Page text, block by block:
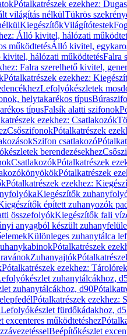
Pótalkatrészek ezekhez:
világítás nélkülTükrös
KiegészítőkVilágítótestek
Álló kivitel, hálózati
működtetésÁlló kivitel,
kivitel, hálózati működtetésFalra
Falra szerelhető kivitel,
Pótalkatrészek ezekhez:
Lefolyókészletek
helytakarékos típus
típusFalsík alatti szifonok
ezekhez: Csatlakozók
CsőszifonokPótalkatrészek
Szifon csatlakozó
berendezésekhez
CsatlakozókPótalkatrészek
Pótalkatrészek
Pótalkatrészek ezekhez:
Kiegészítők
épített zuhanyozók
összefolyókKiegészítők fali
anyagból készült
Különleges zuhanytálca
Pótalkatrészek
Zuhanyajtók
Pótalkatrészek ezekhez:
zuhanytálcákhoz,
zuhanytálcákhoz, d90
Pótalkatrészek ezekhez:
Lefolyókészlet fürdőkádakhoz,
excenteres működtetéshez
Beépítőkészlet